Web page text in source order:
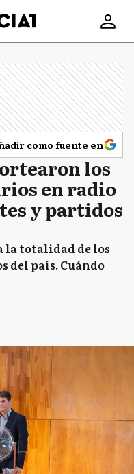
como fuente en
los
en radio
y partidos
la totalidad de los
del país. Cuándo